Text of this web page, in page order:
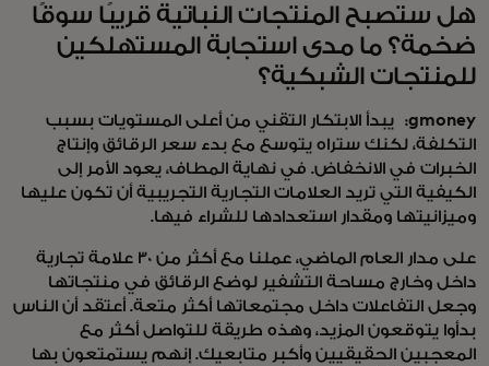
هل ستصبح المنتجات النباتية قريبًا سوقًا
ضخمة؟ ما مدى استجابة المستهلكين
للمنتجات الشبكية؟
gmoney:
يبدأ الابتكار التقني من أعلى المستويات بسبب
التكلفة، لكنك ستراه يتوسع مع بدء سعر الرقائق وإنتاج
الخبرات في الانخفاض. في نهاية المطاف، يعود الأمر إلى
الكيفية التي تريد العلامات التجارية التجريبية أن تكون عليها
وميزانيتها ومقدار استعدادها للشراء فيها.
على مدار العام الماضي، عملنا مع أكثر من 30 علامة تجارية
داخل وخارج مساحة التشفير لوضع الرقائق في منتجاتها
وجعل التفاعلات داخل مجتمعاتها أكثر متعة. أعتقد أن الناس
بدأوا يتوقعون المزيد، وهذه طريقة للتواصل أكثر مع
المعجبين الحقيقيين وأكبر متابعيك. إنهم يستمتعون بها